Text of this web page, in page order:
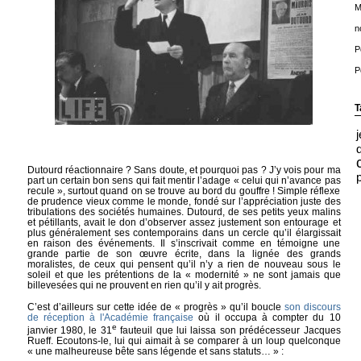
Dutourd réactionnaire ? Sans doute, et pourquoi pas ? J’y vois pour ma
part un certain bon sens qui fait mentir l’adage « celui qui n’avance pas
recule », surtout quand on se trouve au bord du gouffre ! Simple réflexe
de prudence vieux comme le monde, fondé sur l’appréciation juste des
tribulations des sociétés humaines. Dutourd, de ses petits yeux malins
et pétillants, avait le don d’observer assez justement son entourage et
plus généralement ses contemporains dans un cercle qu’il élargissait
en raison des événements. Il s’inscrivait comme en témoigne une
grande partie de son œuvre écrite, dans la lignée des grands
moralistes, de ceux qui pensent qu’il n’y a rien de nouveau sous le
soleil et que les prétentions de la « modernité » ne sont jamais que
billevesées qui ne prouvent en rien qu’il y ait progrès.
C’est d’ailleurs sur cette idée de « progrès » qu’il boucle son discours
de réception à l'Académie française où il occupa à compter du 10
janvier 1980, le 31 e fauteuil que lui laissa son prédécesseur Jacques
Rueff. Ecoutons-le, lui qui aimait à se comparer à un loup quelconque
« une malheureuse bête sans légende et sans statuts… » :